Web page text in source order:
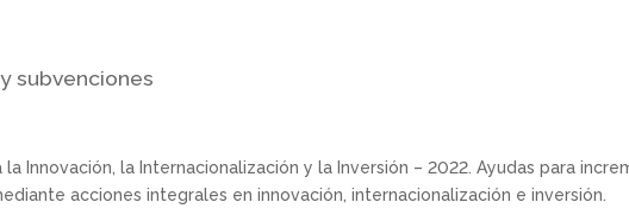
subvenciones
la Innovación, la Internacionalización y la Inversión – 2022. Ayudas para
acciones integrales en innovación, internacionalización e inversión.